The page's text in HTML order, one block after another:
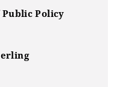
Policy